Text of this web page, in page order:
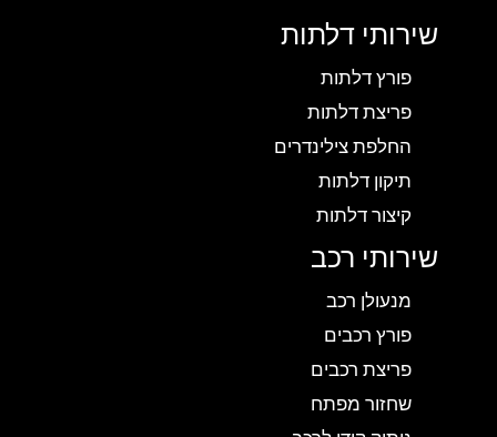
שירותי דלתות
פורץ דלתות
פריצת דלתות
החלפת צילינדרים
תיקון דלתות
קיצור דלתות
שירותי רכב
מנעולן רכב
פורץ רכבים
פריצת רכבים
שחזור מפתח